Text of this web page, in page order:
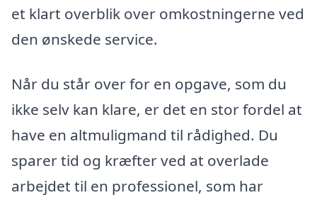
et klart overblik over omkostningerne ved
den ønskede service.
Når du står over for en opgave, som du
ikke selv kan klare, er det en stor fordel at
have en altmuligmand til rådighed. Du
sparer tid og kræfter ved at overlade
arbejdet til en professionel, som har